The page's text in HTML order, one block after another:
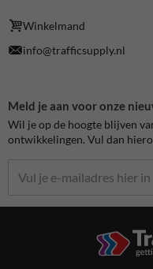
Winkelmand
info@trafficsupply.nl
Meld je aan voor onze
Wil je op de hoogte blijven
ontwikkelingen. Vul dan